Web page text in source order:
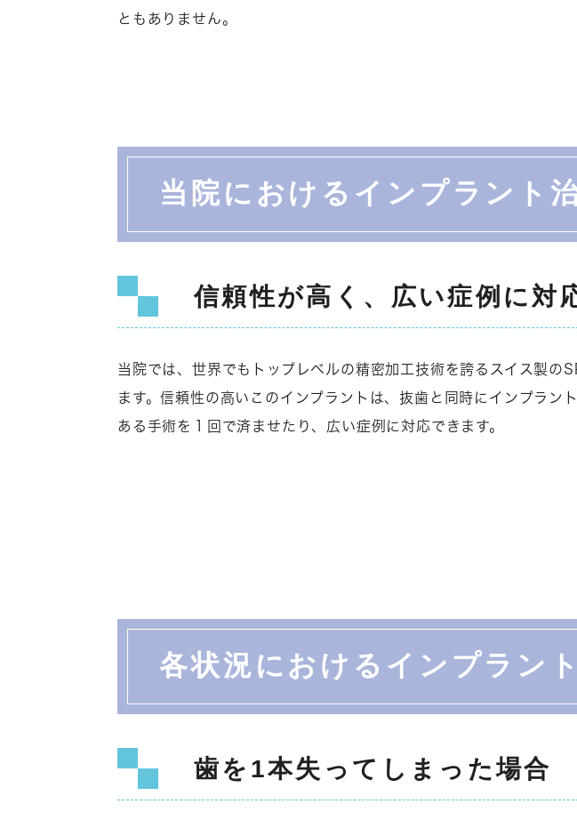
ともありません。
当院におけるインプラント
信頼性が高く、広い症例に対
当院では、世界でもトップレベルの精密加工技術を誇るスイス製の
ます。信頼性の高いこのインプラントは、抜歯と同時にインプラン
ある手術を１回で済ませたり、広い症例に対応できます。
各状況におけるインプラン
歯を1本失ってしまった場合